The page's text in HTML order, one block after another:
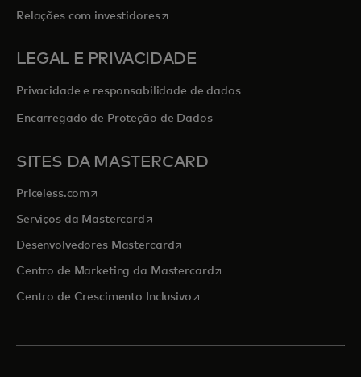
Relações com investidoresabre em uma nova guia
LEGAL E PRIVACIDADE
Privacidade e responsabilidade de dados
Encarregado de Proteção de Dados
SITES DA MASTERCARD
Priceless.com abre em uma nova guia
Serviços da Mastercardabre em uma nova guia
Desenvolvedores Mastercardabre em uma nova guia
Centro de Marketing da Mastercardabre em uma nova guia
Centro de Crescimento Inclusivoabre em uma nova guia